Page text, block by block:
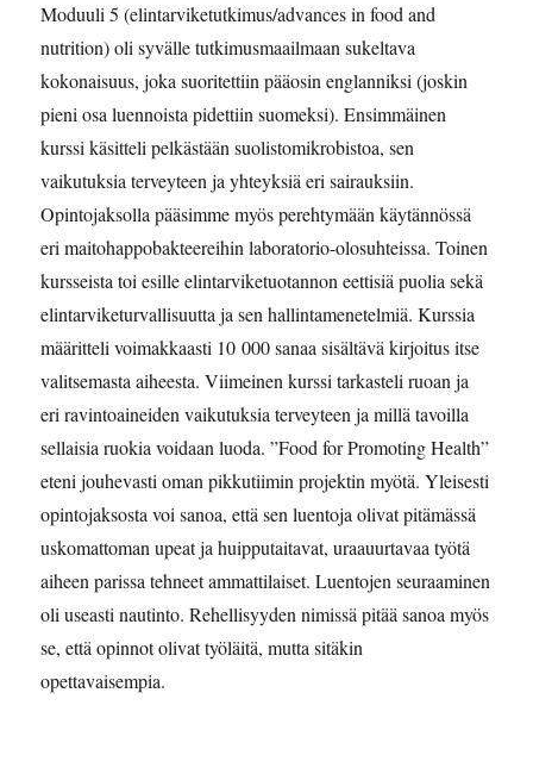
Moduuli 5 (elintarviketutkimus/advances in food and
nutrition) oli syvälle tutkimusmaailmaan sukeltava
kokonaisuus, joka suoritettiin pääosin englanniksi (joskin
pieni osa luennoista pidettiin suomeksi). Ensimmäinen
kurssi käsitteli pelkästään suolistomikrobistoa, sen
vaikutuksia terveyteen ja yhteyksiä eri sairauksiin.
Opintojaksolla pääsimme myös perehtymään käytännössä
eri maitohappobakteereihin laboratorio-olosuhteissa. Toinen
kursseista toi esille elintarviketuotannon eettisiä puolia sekä
elintarviketurvallisuutta ja sen hallintamenetelmiä. Kurssia
määritteli voimakkaasti 10 000 sanaa sisältävä kirjoitus itse
valitsemasta aiheesta. Viimeinen kurssi tarkasteli ruoan ja
eri ravintoaineiden vaikutuksia terveyteen ja millä tavoilla
sellaisia ruokia voidaan luoda. ”Food for Promoting Health”
eteni jouhevasti oman pikkutiimin projektin myötä. Yleisesti
opintojaksosta voi sanoa, että sen luentoja olivat pitämässä
uskomattoman upeat ja huipputaitavat, uraauurtavaa työtä
aiheen parissa tehneet ammattilaiset. Luentojen seuraaminen
oli useasti nautinto. Rehellisyyden nimissä pitää sanoa myös
se, että opinnot olivat työläitä, mutta sitäkin
opettavaisempia.